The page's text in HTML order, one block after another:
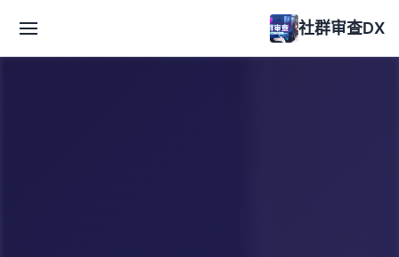
社群审查DX